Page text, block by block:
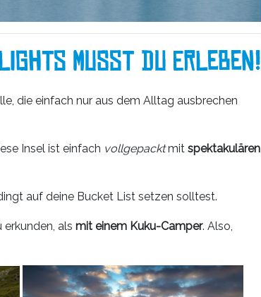
Musst Du Erleben!
die einfach nur aus dem Alltag ausbrechen
Insel ist einfach vollgepacktmit spektakulären
auf deine Bucket List setzen solltest.
als mit einem Kuku-Camper. Also,